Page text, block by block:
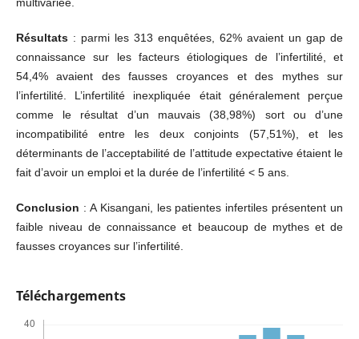
Résultats: parmi les 313 enquêtées, 62% avaient un gap de
connaissance sur les facteurs étiologiques de l’infertilité, et
54,4% avaient des fausses croyances et des mythes sur
l’infertilité. L’infertilité inexpliquée était généralement perçue
comme le résultat d’un mauvais (38,98%) sort ou d’une
incompatibilité entre les deux conjoints (57,51%), et les
déterminants de l’acceptabilité de l’attitude expectative étaient le
fait d’avoir un emploi et la durée de l’infertilité < 5 ans.
Conclusion : A Kisangani, les patientes infertiles présentent un
faible niveau de connaissance et beaucoup de mythes et de
fausses croyances sur l’infertilité.
Téléchargements